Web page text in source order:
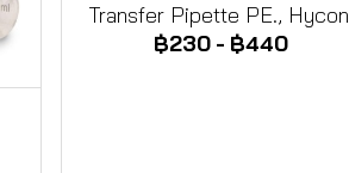
Transfer Pipette PE., Hycon
฿230 - ฿440